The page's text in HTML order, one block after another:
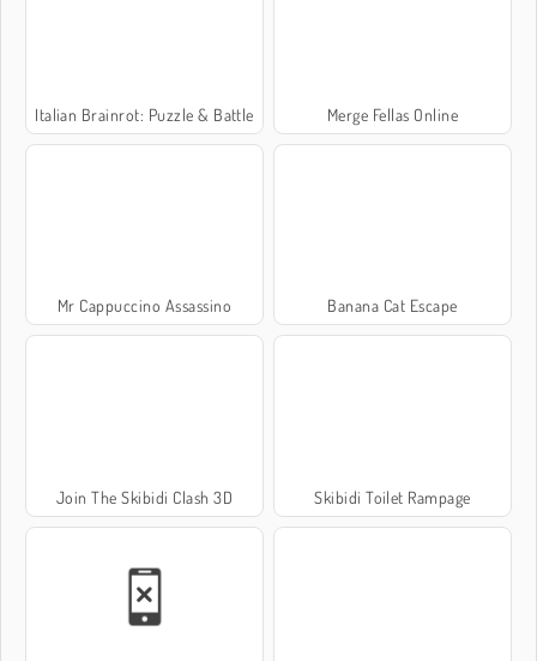
Italian Brainrot: Puzzle & Battle Merge Fellas Online
Mr Cappuccino Assassino Banana Cat Escape
Join The Skibidi Clash 3D Skibidi Toilet Rampage